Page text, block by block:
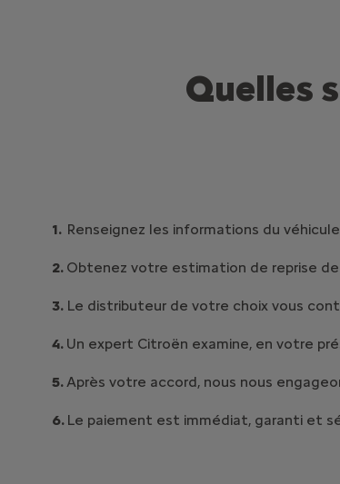
Quelles
Renseignez les informations du
Obtenez votre estimation de reprise
Le distributeur de votre choix vous
Un expert Citroën examine, en votre
Après votre accord, nous nous
Le paiement est immédiat, garanti et